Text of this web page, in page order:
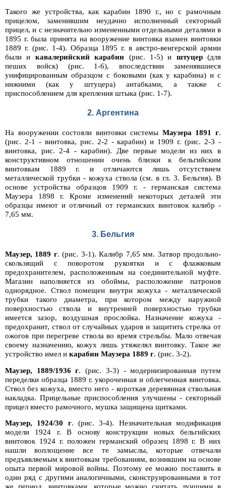
Такого же устройства, как карабин 1890 г., но с рамочным
прицелом, заменившим неудачно исполненный секторный
прицел, и с незначительно измененными отдельными деталями в
1895 г. была принята на вооружение винтовка взамен винтовки
1889 г. (рис. 1-4). Образца 1895 г. в австро-венгерской армии
были и кавалерийский карабин (рис. 1-5) и штуцер(для
пеших войск) (рис. 1-6), впоследствии заменявшиеся
унифицированным образцом с боковыми (как у карабина) и с
нижними (как у штуцера) антабками, а также с
приспособлением для крепления штыка (рис. 1-7).
2. Аргентина
На вооружении состояли винтовки системы Маузера 1891 г.
(рис. 2-1 - винтовка, рис. 2-2 - карабин) и 1909 г. (рис. 2-3 -
винтовка, рис. 2-4 - карабин). Две первые модели из них в
конструктивном отношении очень близки к бельгийским
винтовкам 1889 г. и отличаются лишь отсутствием
металлической трубки - кожуха ствола (см. в гл. 3. Бельгия). В
основе устройства образцов 1909 г. - германская система
Маузера 1898 г. Кроме изменений некоторых деталей эти
образцы имеют и отличный от германских винтовок калибр -
7,65 мм.
3. Бельгия
Маузер, 1889 г. (рис. 3-1). Калибр 7,65 мм. Затвор продольно-
скользящий с поворотом рукоятки и с флажковым
предохранителем, расположенным на соединительной муфте.
Магазин наполняется из обоймы, расположение патронов
однорядное. Ствол помещен внутри кожуха - металлической
трубки такого диаметра, при котором между наружной
поверхностью ствола и внутренней поверхностью трубки
имеется зазор, воздушная прослойка. Назначение кожуха -
предохранит, ствол от случайных ударов и защитить стрелка от
ожогов при перегреве ствола во время стрельбы. Мало отвечая
своему назначению, кожух лишь утяжелял винтовку. Такое же
устройство имел и карабин Маузера 1889 г. (рис. 3-2).
Маузер, 1889/1936 г. (рис. 3-3) - модернизированная путем
переделки образца 1889 г. укороченная и облегченная винтовка.
Ствол без кожуха, вместо него - короткая деревянная ствольная
накладка. Прицельные приспособления улучшены - секторный
прицел вместо рамочного, мушка защищена щитками.
Маузер, 1924/30 г. (рис. 3-4). Незначительная модификация
модели 1924 г. В основу конструкции новых бельгийских
винтовок 1924 г. положен германский образец 1898 г. В них
нашли воплощение все те замыслы, которые отвечали
предъявляемым к винтовкам требованиям, возникшим на основе
опыта первой мировой войны. Поэтому ее можно поставить в
один ряд с другими аналогичными, сконструированными в тот